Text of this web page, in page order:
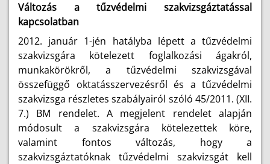
Változás a tűzvédelmi szakvizsgáztatással
kapcsolatban
2012. január 1-jén hatályba lépett a tűzvédelmi
szakvizsgára kötelezett foglalkozási ágakról,
munkakörökről, a tűzvédelmi szakvizsgával
összefüggő oktatásszervezésről és a tűzvédelmi
szakvizsga részletes szabályairól szóló 45/2011. (XII.
7.) BM rendelet. A megjelent rendelet alapján
módosult a szakvizsgára kötelezettek köre,
valamint fontos változás, hogy a
szakvizsgáztatóknak tűzvédelmi szakvizsgát kell